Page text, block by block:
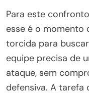
Para este
esse é o momento
torcida para
equipe precisa de
ataque, sem
defensiva. A tarefa